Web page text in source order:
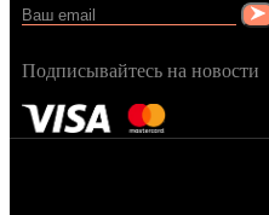
Подписывайтесь на новости